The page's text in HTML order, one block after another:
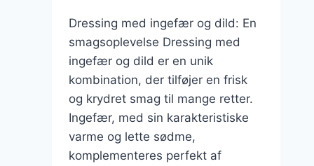
Dressing med ingefær og dild: En
smagsoplevelse Dressing med
ingefær og dild er en unik
kombination, der tilføjer en frisk
og krydret smag til mange retter.
Ingefær, med sin karakteristiske
varme og lette sødme,
komplementeres perfekt af